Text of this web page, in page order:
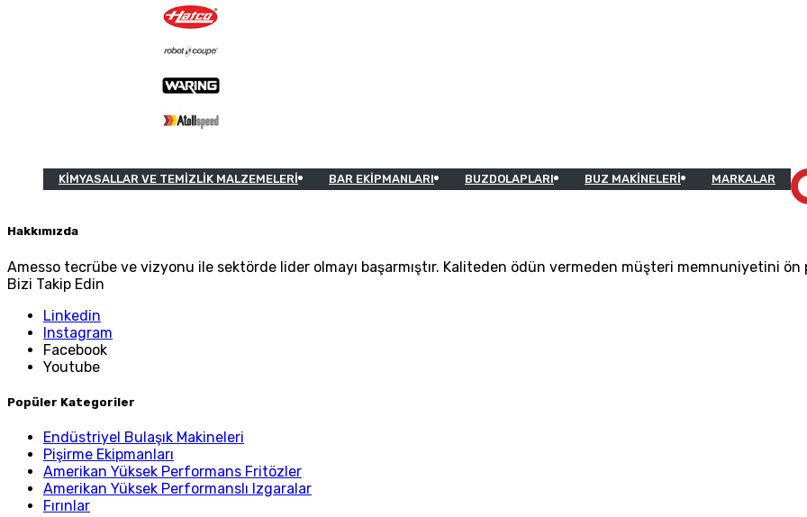
KIMYASALLAR VE TEMIZLIK MALZEMELERI BAR EKIPMANLARI BUZDOLAPLARI BUZ MAKINELERI MARKALAR
Hakkımızda
Amesso tecrübe ve vizyonu ile sektörde lider olmayı başarmıştır. Kaliteden ödün vermeden müşteri memnuniyetini ön
Bizi Takip Edin
Linkedin
Instagram
Facebook
Youtube
Popüler Kategoriler
Endüstriyel Bulaşık Makineleri
Pişirme Ekipmanları
Amerikan Yüksek Performans Fritözler
Amerikan Yüksek Performanslı Izgaralar
Fırınlar